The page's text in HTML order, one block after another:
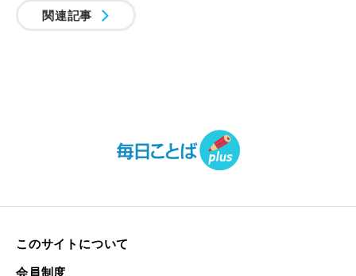
関連記事
このサイトについて
会員制度